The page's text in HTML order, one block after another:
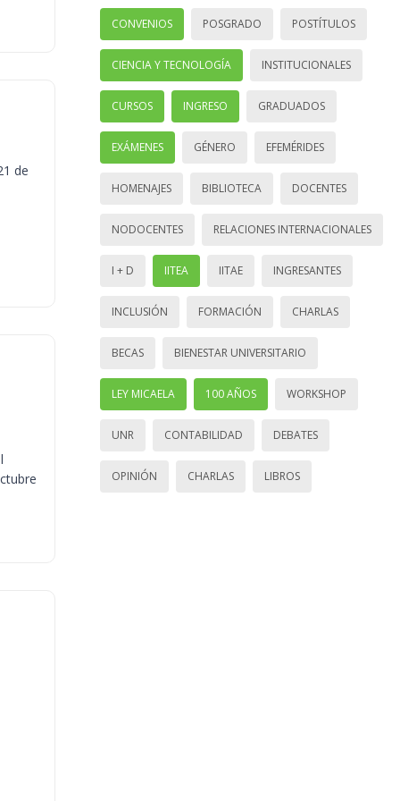
de
CONVENIOS POSGRADO POSTÍTULOS
CIENCIA Y TECNOLOGÍA INSTITUCIONALES
CURSOS INGRESO GRADUADOS
EXÁMENES GÉNERO EFEMÉRIDES
HOMENAJES BIBLIOTECA DOCENTES
NODOCENTES RELACIONES INTERNACIONALES
I + D IITEA IITAE INGRESANTES
INCLUSIÓN FORMACIÓN CHARLAS
BECAS BIENESTAR UNIVERSITARIO
LEY MICAELA 100 AÑOS WORKSHOP
UNR CONTABILIDAD DEBATES
OPINIÓN CHARLAS LIBROS